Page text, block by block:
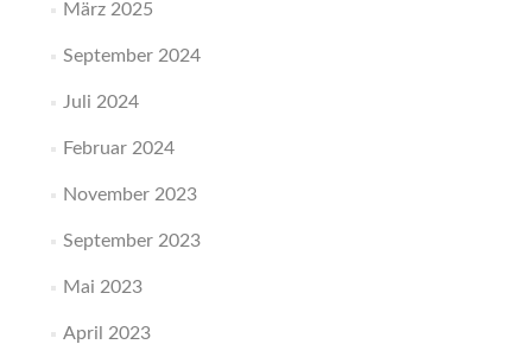
März 2025
September 2024
Juli 2024
Februar 2024
November 2023
September 2023
Mai 2023
April 2023